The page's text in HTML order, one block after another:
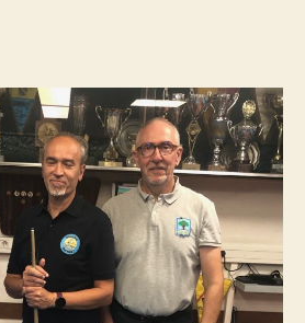
Da
Silva
de
Clamart
Champion
Bande
R2
2025